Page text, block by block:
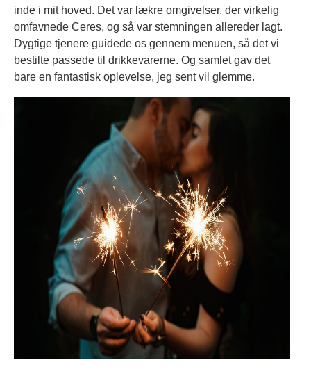
inde i mit hoved. Det var lækre omgivelser, der virkelig
omfavnede Ceres, og så var stemningen allereder lagt.
Dygtige tjenere guidede os gennem menuen, så det vi
bestilte passede til drikkevarerne. Og samlet gav det
bare en fantastisk oplevelse, jeg sent vil glemme.